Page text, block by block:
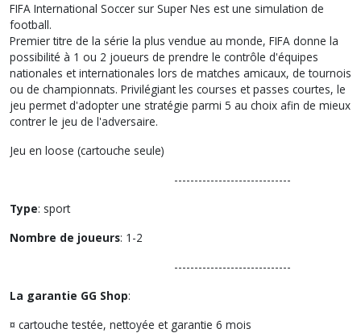
FIFA International Soccer sur Super Nes est une simulation de
football.
Premier titre de la série la plus vendue au monde, FIFA donne la
possibilité à 1 ou 2 joueurs de prendre le contrôle d'équipes
nationales et internationales lors de matches amicaux, de tournois
ou de championnats. Privilégiant les courses et passes courtes, le
jeu permet d'adopter une stratégie parmi 5 au choix afin de mieux
contrer le jeu de l'adversaire.
Jeu en loose (cartouche seule)
-----------------------------
Type: sport
Nombre de joueurs: 1-2
-----------------------------
La garantie GG Shop:
¤ cartouche testée, nettoyée et garantie 6 mois